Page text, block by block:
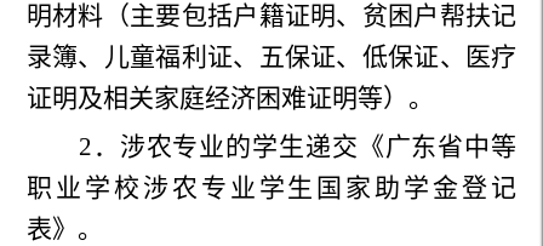
明材料（主要包括户籍证明、贫困户帮扶记
录簿、儿童福利证、五保证、低保证、医疗
证明及相关家庭经济困难证明等）。
2 ．涉农专业的学生递交《广东省中等
职业学校涉农专业学生国家助学金登记
表》。